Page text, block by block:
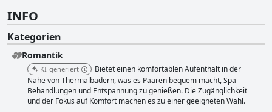
INFO
Kategorien
Romantik
KI-generiert
Bietet einen komfortablen Aufenthalt in der
Nähe von Thermalbädern, was es Paaren bequem macht, Spa-
Behandlungen und Entspannung zu genießen. Die Zugänglichkeit
und der Fokus auf Komfort machen es zu einer geeigneten Wahl.